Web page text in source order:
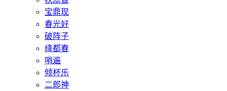
宝鼎现
春光好
破阵子
绛都春
哨遍
倾杯乐
二郎神